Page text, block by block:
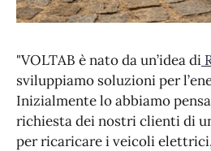
"VOLTAB è nato da un’idea di
sviluppiamo soluzioni per
Inizialmente lo abbiamo
richiesta dei nostri clienti di
per ricaricare i veicoli